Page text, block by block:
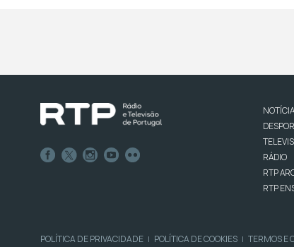
RÁDIO
RTP
RTP
POLÍTICA DE PRIVACIDADE | POLÍTICA DE COOKIES | TERMOS E